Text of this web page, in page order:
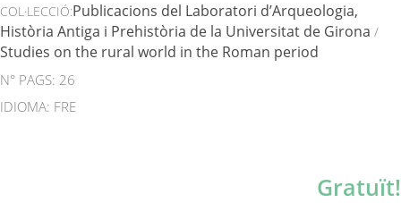
COL·LECCIÓ:Publicacions del Laboratori d’Arqueologia,
Història Antiga i Prehistòria de la Universitat de Girona /
Studies on the rural world in the Roman period
N° PAGS: 26
IDIOMA: FRE
Gratuït!